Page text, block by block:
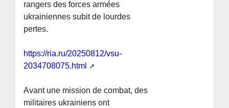
rangers des forces armées
ukrainiennes subit de lourdes
pertes.
https://ria.ru/20250812/vsu-
2034708075.html
Avant une mission de combat, des
militaires ukrainiens ont